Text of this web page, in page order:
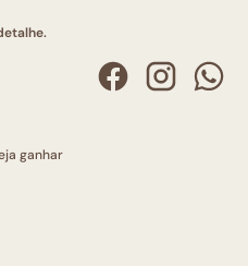
ganhar